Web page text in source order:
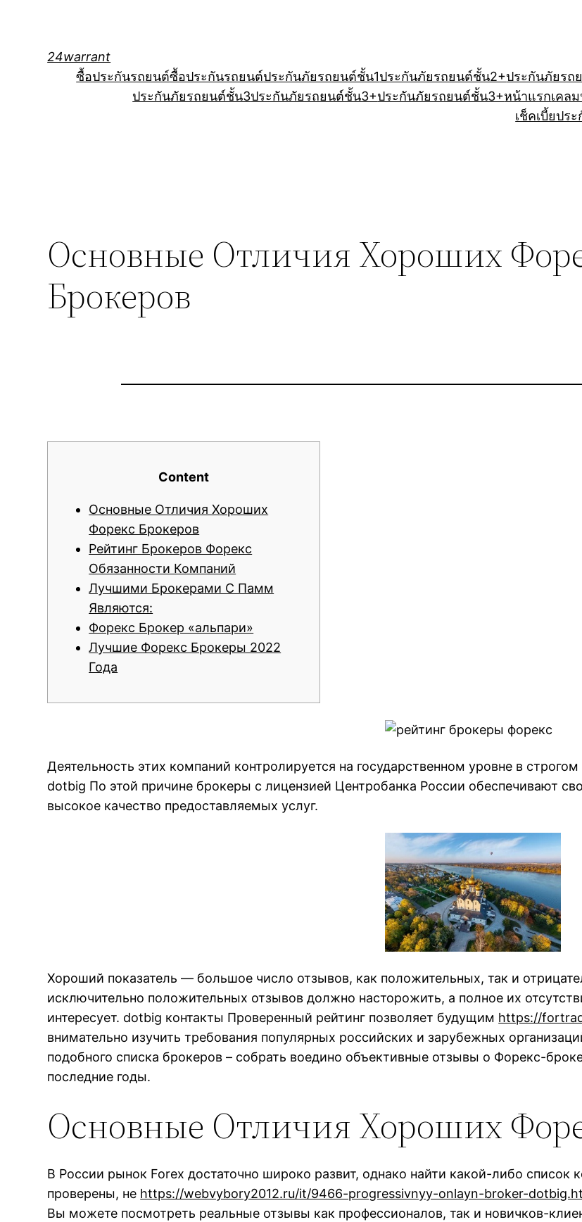
24warrant
ซื้อประกันรถยนต์ซื้อประกันรถยนต์ประกันภัยรถยนต์ชั้น1ประกันภัยรถยนต์ชั้น2+ประกันภัยรถ
ประกันภัยรถยนต์ชั้น3ประกันภัยรถยนต์ชั้น3+ประกันภัยรถยนต์ชั้น3+หน้าแรกเคล
เช็คเบี้ยปร
Основные Отличия Хороших
Брокеров
Content
Основные Отличия Хороших
Форекс Брокеров
Рейтинг Брокеров Форекс
Обязанности Компаний
Лучшими Брокерами С Памм
Являются:
Форекс Брокер «альпари»
Лучшие Форекс Брокеры 2022
Года
Деятельность этих компаний контролируется на государственном уровне в
dotbig По этой причине брокеры с лицензией Центробанка России обеспечивают
высокое качество предоставляемых услуг.
Хороший показатель — большое число отзывов, как положительных, так и
исключительно положительных отзывов должно насторожить, а полное их
интересует. dotbig контакты Проверенный рейтинг позволяет будущим https://
внимательно изучить требования популярных российских и зарубежных
подобного списка брокеров – собрать воедино объективные отзывы о Форекс-
последние годы.
Основные Отличия Хороших
В России рынок Forex достаточно широко развит, однако найти какой-либо
проверены, не https://webvybory2012.ru/it/9466-progressivnyy-onlayn-broker-
Вы можете посмотреть реальные отзывы как профессионалов, так и новичков-